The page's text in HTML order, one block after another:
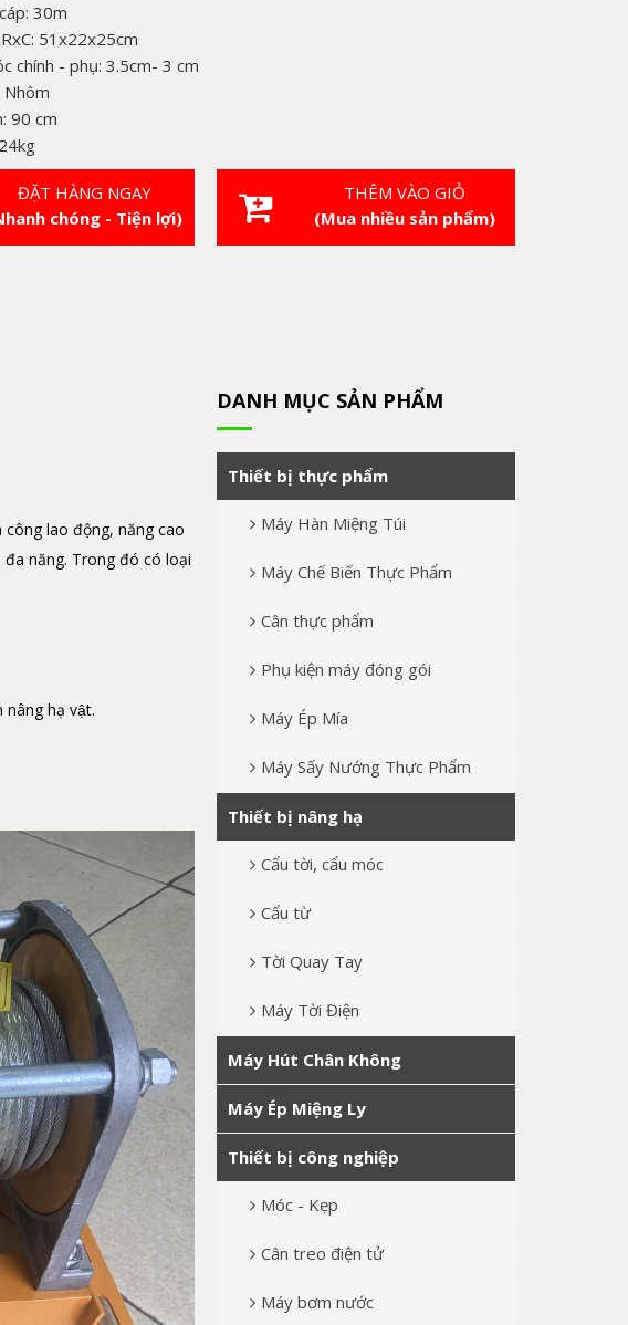
30m
51x22x25cm
chính - phụ: 3.5cm- 3 cm
Nhôm
90 cm
ĐẶT HÀNG NGAY
chóng - Tiện lợi)
THÊM VÀO GIỎ
(Mua nhiều sản phẩm)
lao động, năng cao
năng. Trong đó có loại
nâng hạ vật.
DANH MỤC SẢN PHẨM
Thiết bị thực phẩm
Máy Hàn Miệng Túi
Máy Chế Biến Thực Phẩm
Cân thực phẩm
Phụ kiện máy đóng gói
Máy Ép Mía
Máy Sấy Nướng Thực Phẩm
Thiết bị nâng hạ
Cẩu tời, cẩu móc
Cẩu từ
Tời Quay Tay
Máy Tời Điện
Máy Hút Chân Không
Máy Ép Miệng Ly
Thiết bị công nghiệp
Móc - Kẹp
Cân treo điện tử
Máy bơm nước